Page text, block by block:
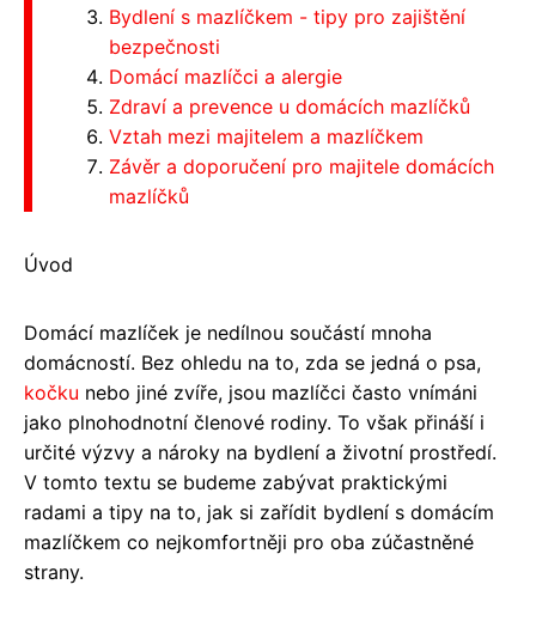
Bydlení s mazlíčkem - tipy pro zajištění
bezpečnosti
Domácí mazlíčci a alergie
Zdraví a prevence u domácích mazlíčků
Vztah mezi majitelem a mazlíčkem
Závěr a doporučení pro majitele domácích
mazlíčků
Úvod
Domácí mazlíček je nedílnou součástí mnoha
domácností. Bez ohledu na to, zda se jedná o psa,
kočku nebo jiné zvíře, jsou mazlíčci často vnímáni
jako plnohodnotní členové rodiny. To však přináší i
určité výzvy a nároky na bydlení a životní prostředí.
V tomto textu se budeme zabývat praktickými
radami a tipy na to, jak si zařídit bydlení s domácím
mazlíčkem co nejkomfortněji pro oba zúčastněné
strany.